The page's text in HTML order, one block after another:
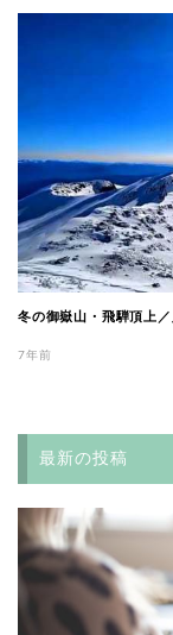
冬の御嶽山・飛騨頂上
7年前
最新の投稿